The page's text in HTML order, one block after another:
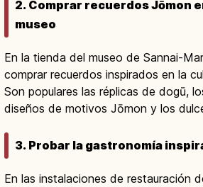
2. Comprar recuerdos Jōmon
museo
En la tienda del museo de Sannai-
comprar recuerdos inspirados en la
Son populares las réplicas de dogū,
diseños de motivos Jōmon y los
3. Probar la gastronomía
En las instalaciones de restauración